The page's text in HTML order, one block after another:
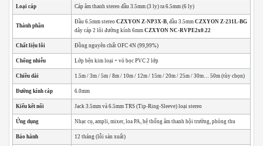
Loại cáp Cáp âm thanh stereo đầu 3.5mm (3 ly) ra 6.5mm (6 ly)
Thành phần
Đầu 6.5mm stereo CZXYON Z-NP3X-B, đầu 3.5mm CZXYON Z-231L-BG
dây cáp 2 lõi đường kính 6mm CZXYON NC-RVPE2x0.22
Chất liệu lõi Đồng nguyên chất OFC 4N (99,99%)
Chống nhiễu Lớp bện kim loại + vỏ bọc PVC 2 lớp
Chiều dài 1.5m / 3m / 5m / 8m / 10m / 12m / 15m / 20m / 25m / 30m… 50m (tùy chọn)
Đường kính cáp 6.0mm
Kiểu kết nối Jack 3.5mm và 6.5mm TRS (Tip-Ring-Sleeve) loại stereo
Ứng dụng Nhạc cụ, ampli, mixer, loa PA, hệ thống âm thanh hội trường, phòng thu
Bảo hành 12 tháng (lỗi sản xuất)